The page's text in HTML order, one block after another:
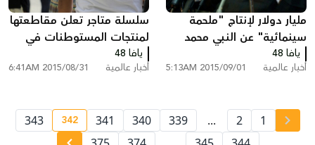
مليار دولار لإنتاج "ملحمة
سينمائية" عن النبي محمد
صلى الله عليه وسلم
يافا 48
أخبار عالمية 2015/09/01 5:13AM
سلسلة متاجر تعلن مقاطعتها
لمنتجات المستوطنات في
لوكسمبورغ
يافا 48
أخبار عالمية 2015/08/31 6:41AM
1
2
...
339
340
341
page number342
343